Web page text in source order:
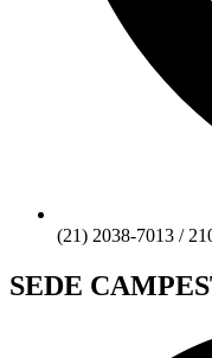
(21) 2038-7013 /
SEDE